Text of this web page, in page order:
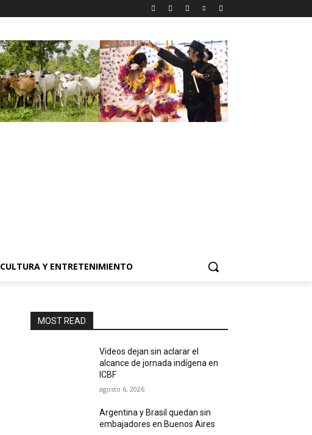
CULTURA Y ENTRETENIMIENTO
MOST READ
Videos dejan sin aclarar el
alcance de jornada indígena en
ICBF
agosto 6, 2026
Argentina y Brasil quedan sin
embajadores en Buenos Aires